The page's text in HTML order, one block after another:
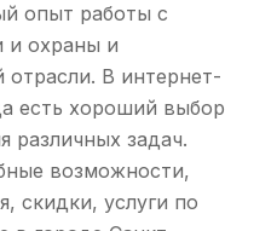
опыт работы с
и охраны и
отрасли. В интернет-
есть хороший выбор
различных задач.
возможности,
скидки, услуги по